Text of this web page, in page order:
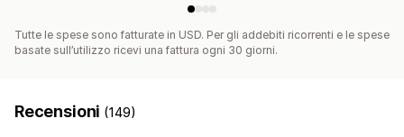
Tutte le spese sono fatturate in USD. Per gli addebiti ricorrenti e le spese
basate sull’utilizzo ricevi una fattura ogni 30 giorni.
Recensioni (149)